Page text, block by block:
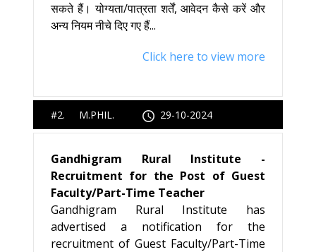
सकते हैं। योग्यता/पात्रता शर्तें, आवेदन कैसे करें और
अन्य नियम नीचे दिए गए हैं...
Click here to view more
#2. M.PHIL. 29-10-2024
Gandhigram Rural Institute -
Recruitment for the Post of Guest
Faculty/Part-Time Teacher
Gandhigram Rural Institute has
advertised a notification for the
recruitment of Guest Faculty/Part-Time